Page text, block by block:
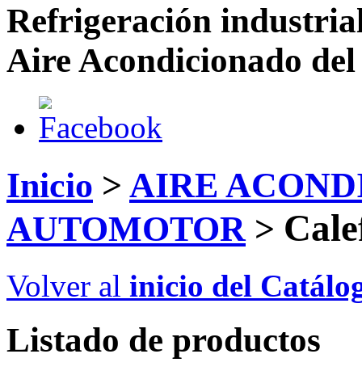
Refrigeración
Aire Acondicionado
Inicio > AIRE
AUTOMOTOR>
Volver al inicio del
Listado de productos